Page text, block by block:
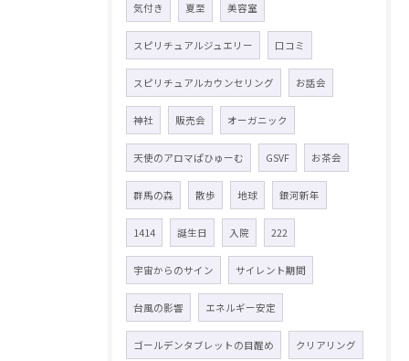
気付き 夏至 美容室
スピリチュアルジュエリー 口コミ
スピリチュアルカウンセリング お話会
神社 販売会 オーガニック
天使のアロマぱひゅーむ GSVF お茶会
群馬の森 散歩 地球 銀河新年
1414 誕生日 入院 222
宇宙からのサイン サイレント期間
台風の影響 エネルギー安定
ゴールデンタブレットの目醒め クリアリング